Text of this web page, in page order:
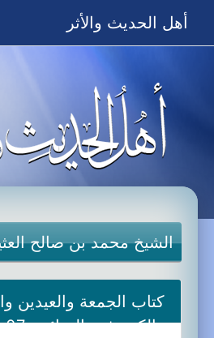
أهل الحديث والأثر
الشيخ محمد بن صالح
كتاب الجمعة والعيدين
والكسوف والجنائز-07a